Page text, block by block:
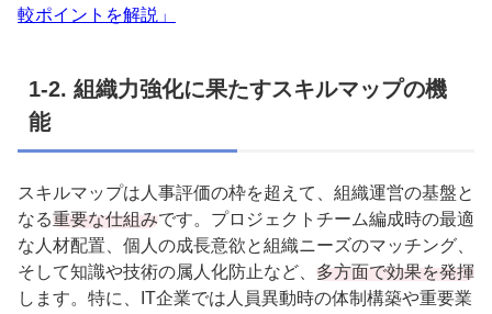
較ポイントを解説」
1-2. 組織力強化に果たすスキルマップの機
能
スキルマップは人事評価の枠を超えて、組織運営の基盤と
なる重要な仕組みです。プロジェクトチーム編成時の最適
な人材配置、個人の成長意欲と組織ニーズのマッチング、
そして知識や技術の属人化防止など、 多方面で効果を発揮
します。特に、
IT企業では人員異動時の体制構築や重要業